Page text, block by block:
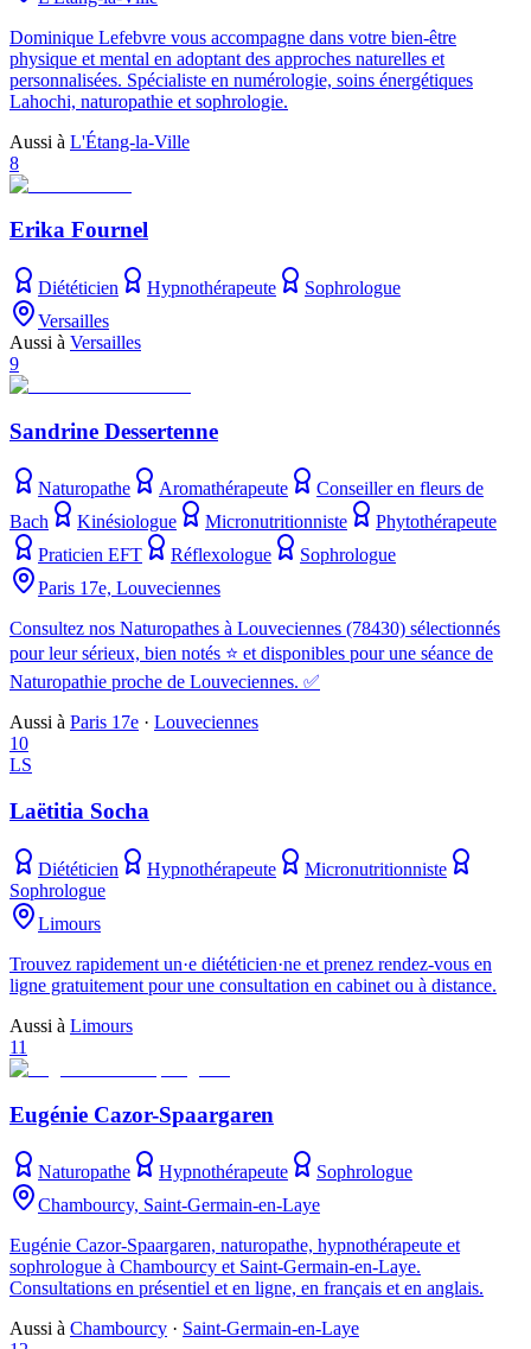
Dominique Lefebvre vous accompagne dans votre bien-être
physique et mental en adoptant des approches naturelles et
personnalisées. Spécialiste en numérologie, soins énergétiques
Lahochi, naturopathie et sophrologie.
Aussi à L'Étang-la-Ville
8
Erika Fournel
Diététicien Hypnothérapeute
Sophrologue
Versailles
Aussi à Versailles
9
Sandrine Dessertenne
Naturopathe Aromathérapeute
Conseiller en fleurs de
Bach
Kinésiologue Micronutritionniste
Phytothérapeute
Praticien EFT
Réflexologue
Sophrologue
Paris 17e, Louveciennes
Consultez nos Naturopathes à Louveciennes (78430) sélectionnés
pour leur sérieux, bien notés ⭐ et disponibles pour une séance de
Naturopathie proche de Louveciennes. ✅
Aussi à Paris 17e · Louveciennes
10
LS
Laëtitia Socha
Diététicien Hypnothérapeute
Micronutritionniste
Sophrologue
Limours
Trouvez rapidement un·e diététicien·ne et prenez rendez-vous en
ligne gratuitement pour une consultation en cabinet ou à distance.
Aussi à Limours
11
Eugénie Cazor-Spaargaren
Naturopathe Hypnothérapeute
Sophrologue
Chambourcy, Saint-Germain-en-Laye
Eugénie Cazor-Spaargaren, naturopathe, hypnothérapeute et
sophrologue à Chambourcy et Saint-Germain-en-Laye.
Consultations en présentiel et en ligne, en français et en anglais.
Aussi à Chambourcy · Saint-Germain-en-Laye